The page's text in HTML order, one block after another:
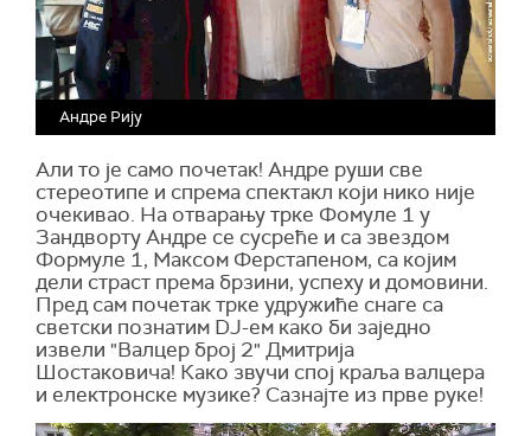
Андре Рију
Али то је само почетак! Андре руши све
стереотипе и спрема спектакл који нико није
очекивао. На отварању трке Фомуле 1 у
Зандворту Андре се сусреће и са звездом
Формуле 1, Максом Ферстапеном, са којим
дели страст према брзини, успеху и домовини.
Пред сам почетак трке удружиће снаге са
светски познатим DJ-ем како би заједно
извели "Валцер број 2" Дмитрија
Шостаковича! Како звучи спој краља валцера
и електронске музике? Сазнајте из прве руке!